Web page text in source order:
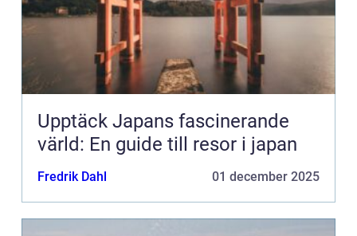
Upptäck Japans fascinerande
värld: En guide till resor i japan
Fredrik Dahl 01 december 2025